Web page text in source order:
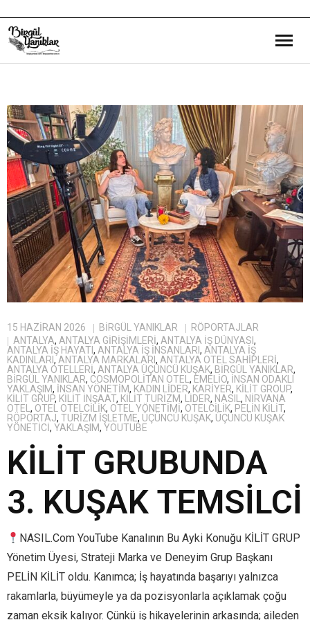
Eğitim Yazılarım
Gezi ve Kültür Yazılarım
Röportajlarım
Destek Olduğum Projeler
Yürüttüğüm Projeler
15 HAZIRAN 2026 BIRGÜL YANIKLAR
RÖPORTAJLAR
ANTALYA, ANTALYA GIRIŞIMLERI, ANTALYA IŞ DÜNYASI ,
ANTALYA IŞ HAYATI , ANTALYA IŞ INSANLARI , ANTALYA IŞ
KADINLARI , ANTALYA MARKALARI , ANTALYA OTEL SAHIPLERI,
ANTALYA OTELLERI, ANTALYA ÜÇÜNCÜ KUŞAK, BİRGÜL YANIKLAR,
BIRGÜL YANIKLAR, COSMOPOLITAN OTEL, EMELIO, INSAN ODAKLI
YAKLAŞIM, INSAN YÖNETIM, KADIN LIDER, KARIYER, KILIT GROUP,
KILIT GRUP, KILIT INŞAAT, KILIT TURIZM, LIDER, NASIL, NIRVANA
OTEL, OTEL OTELCILIK, OTEL YÖNETIMI, OTELCILIK, PELIN KILIT,
RÖPORTAJ, TURIZM IŞLETME, ÜÇÜNCÜ KUŞAK, ÜÇÜNCÜ KUŞAK
YÖNETICI, YAKLAŞIM, YOUTUBE
KİLİT GRUBUNDA
3. KUŞAK TEMSİLCİ
NASIL.Com YouTube Kanalının Bu Ayki Konuğu KİLİT GRUP
Yönetim Üyesi, Strateji Marka ve Deneyim Grup Başkanı
PELİN KİLİT oldu. Kanımca; İş hayatında başarıyı yalnızca
rakamlarla, büyümeyle ya da pozisyonlarla açıklamak çoğu
zaman eksik kalıyor. Çünkü iş hikayelerinin arkasında; aileden